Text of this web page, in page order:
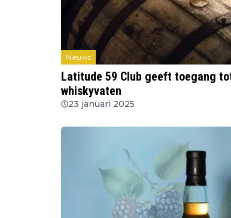
Nieuws
Latitude 59 Club geeft toegang
whiskyvaten
23 januari 2025